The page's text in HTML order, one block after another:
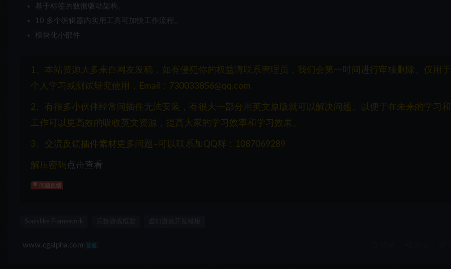
基于标签的数据驱动架构。
10 多个编辑器内实用工具可加快工作流程。
模块化小部件
1、本站资源大多来自网友发稿，如有侵犯你的权益请联系管理员，我们会第一时间进行审核删除。仅用于
个人学习或测试研究使用，Email：730033856@qq.com
2、有很多小伙伴经常问插件无法安装，有很大一部分用英文原版就可以解决问题。以便于在未来的学习和
工作可以更高效的吸收英文资源，提高大家的学习效率和学习效果。
3、交流反馈插件素材更多问题~可以联系加QQ群：1087069289
解压密码 点击查看
问题反馈
www.cgalpha.com